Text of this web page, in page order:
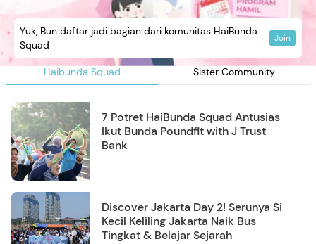
Haibunda Squad Sister Community
Yuk, Bun daftar jadi bagian dari komunitas HaiBunda
Squad
Join
7 Potret HaiBunda Squad Antusias
Ikut Bunda Poundfit with J Trust
Bank
Discover Jakarta Day 2! Serunya Si
Kecil Keliling Jakarta Naik Bus
Tingkat & Belajar Sejarah